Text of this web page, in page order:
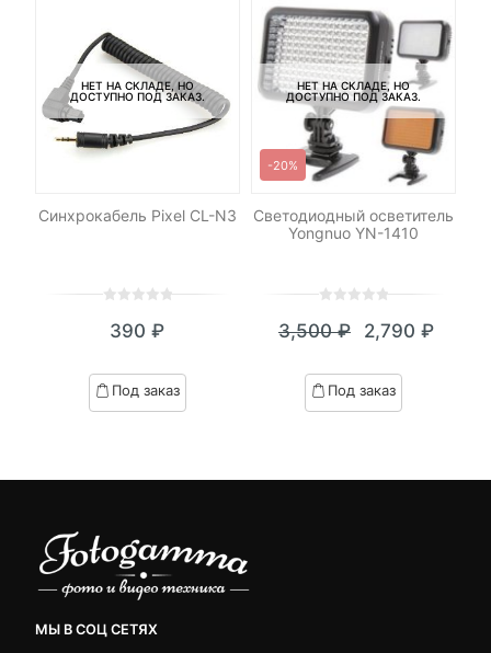
НЕТ НА СКЛАДЕ, НО
ДОСТУПНО ПОД ЗАКАЗ.
Синхрокабель Pixel CL-N3
out
based
on
390 ₽
Под заказ
НЕТ НА СКЛАДЕ, НО
ДОСТУПНО ПОД ЗАКАЗ.
-20%
Светодиодный осветитель
Yongnuo YN-1410
out
based
on
3,500₽
цена
составляла
2,790 ₽
Текущая
цена:
2,790 ₽.
Под заказ
МЫ В СОЦ СЕТЯХ